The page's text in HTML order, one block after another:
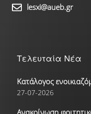
lesxi@aueb.gr
Τελευταία Νέα
Κατάλογος
27-07-2026
Ανακοίνωση